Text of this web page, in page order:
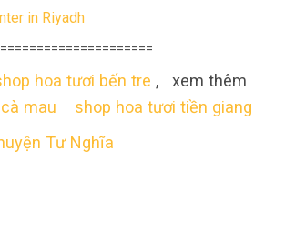
in Riyadh
hoa tươi bến tre , xem thêm
mau
shop hoa tươi tiền giang
Tư Nghĩa